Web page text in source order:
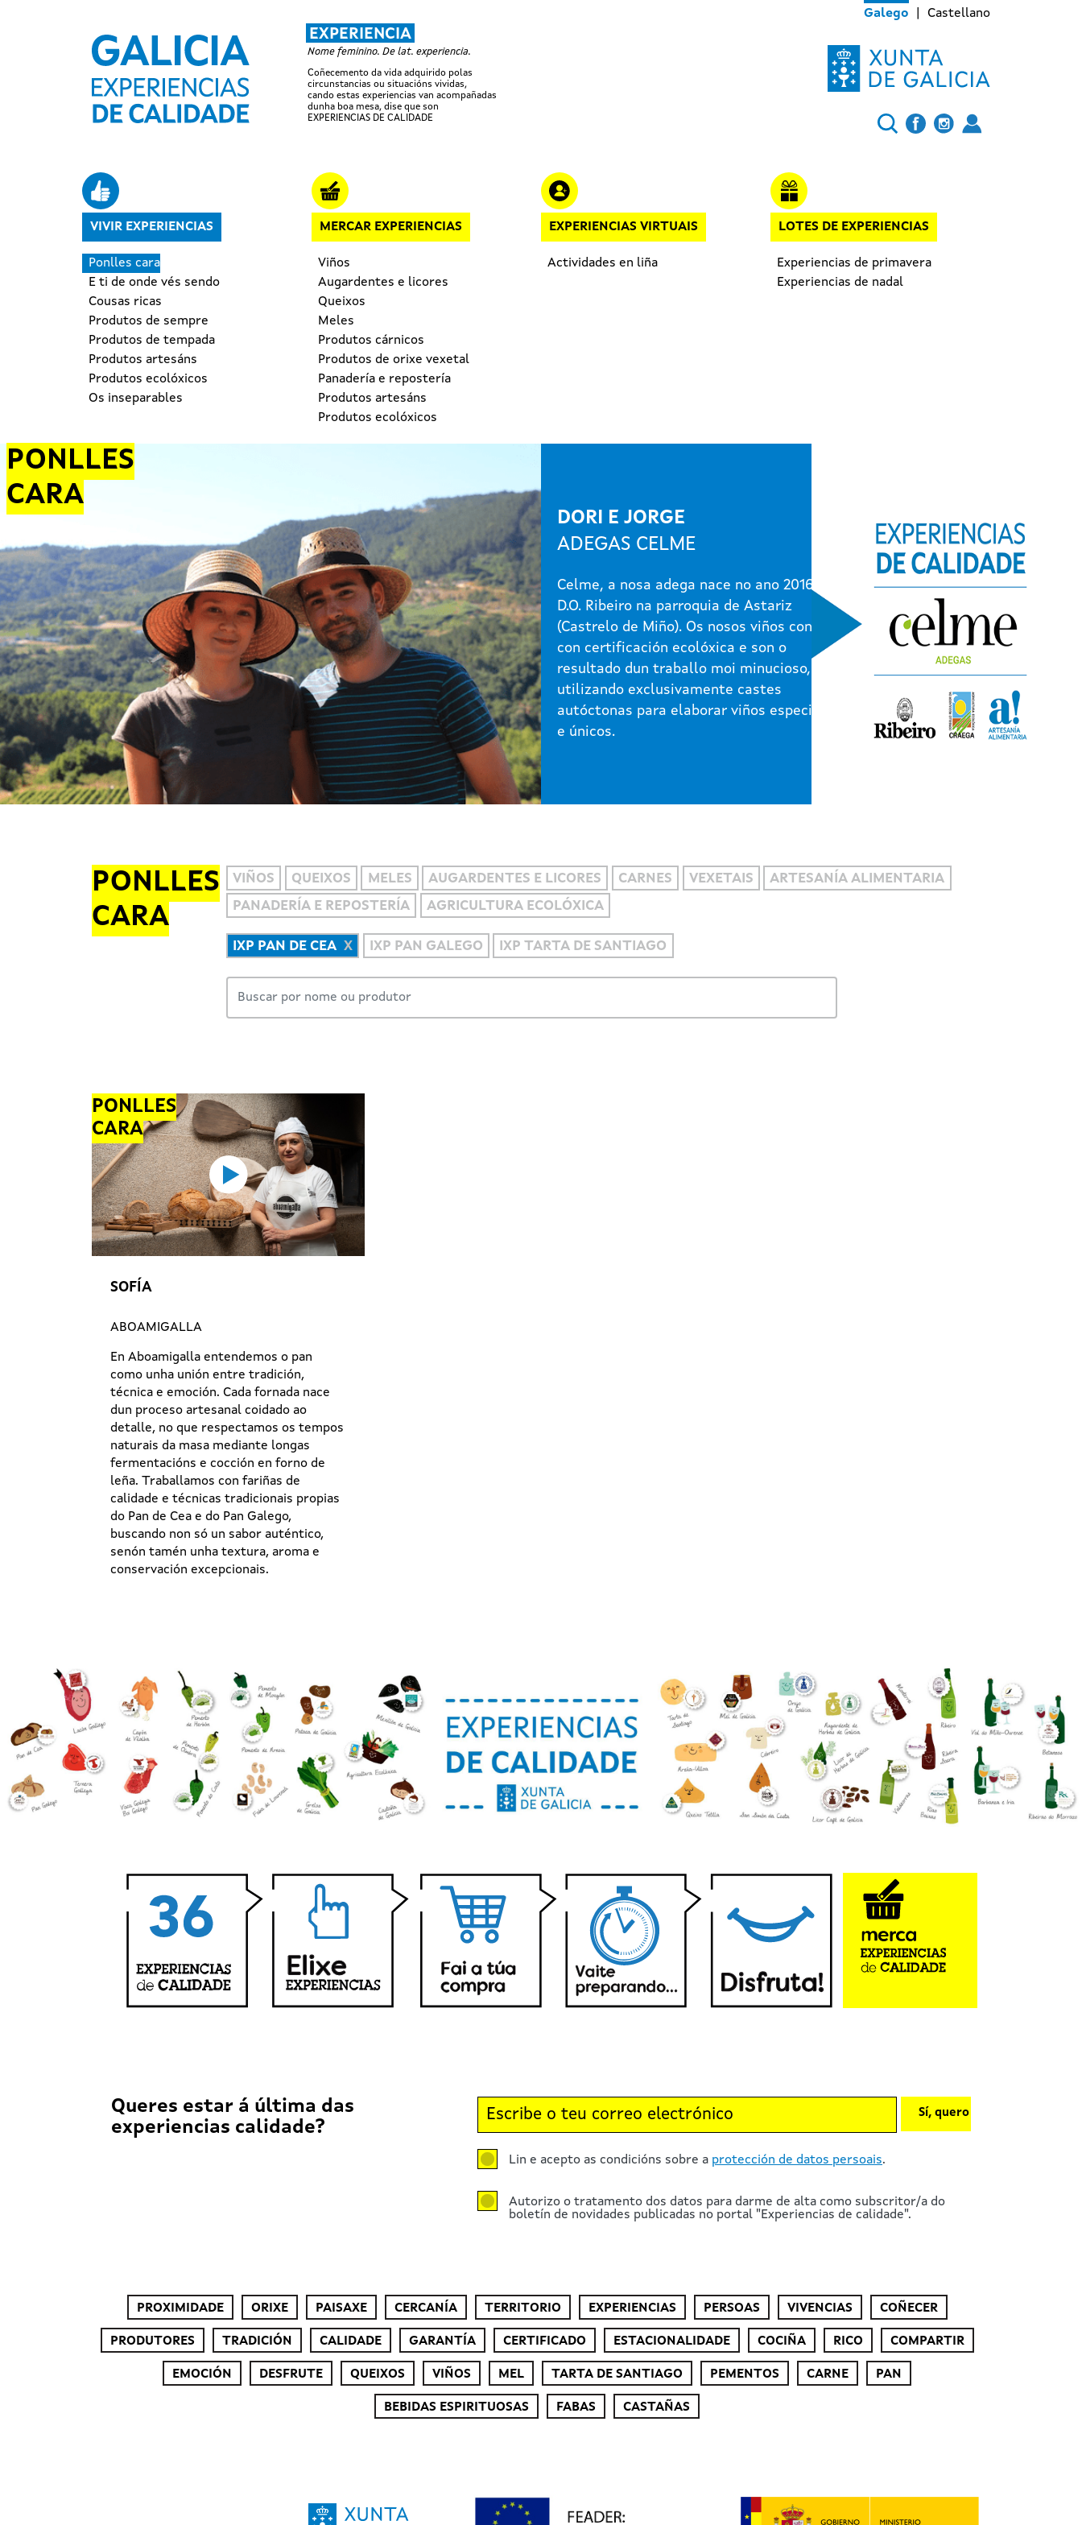
Galego Castellano
EXPERIENCIA
Nome feminino. De lat. experiencia.
Coñecemento da vida adquirido polas
circunstancias ou situacións vividas,
cando estas experiencias van acompañadas
dunha boa mesa, dise que son
EXPERIENCIAS DE CALIDADE
VIVIR EXPERIENCIAS
Ponlles cara
E ti de onde vés sendo
Cousas ricas
Produtos de sempre
Produtos de tempada
Produtos artesáns
Produtos ecolóxicos
Os inseparables
MERCAR EXPERIENCIAS
Viños
Augardentes e licores
Queixos
Meles
Produtos cárnicos
Produtos de orixe vexetal
Panadería e repostería
Produtos artesáns
Produtos ecolóxicos
EXPERIENCIAS VIRTUAIS
Actividades en liña
LOTES DE EXPERIENCIAS
Experiencias de primavera
Experiencias de nadal
PONLLES
CARA
DORI E JORGE
ADEGAS CELME
Celme, a nosa adega nace no ano 2016 na
D.O. Ribeiro na parroquia de Astariz
(Castrelo de Miño). Os nosos viños contan
con certificación ecolóxica e son o
resultado dun traballo moi minucioso,
utilizando exclusivamente castes
autóctonas para elaborar viños especiais
e únicos.
PONLLES
CARA
VIÑOS QUEIXOS MELES AUGARDENTES E LICORES CARNES VEXETAIS
ARTESANÍA ALIMENTARIA
PANADERÍA E REPOSTERÍA
AGRICULTURA ECOLÓXICA
IXP PAN DE CEA IXP PAN GALEGO IXP TARTA DE SANTIAGO
PONLLES
CARA
SOFÍA
ABOAMIGALLA
En Aboamigalla entendemos o pan
como unha unión entre tradición,
técnica e emoción. Cada fornada nace
dun proceso artesanal coidado ao
detalle, no que respectamos os tempos
naturais da masa mediante longas
fermentacións e cocción en forno de
leña. Traballamos con fariñas de
calidade e técnicas tradicionais propias
do Pan de Cea e do Pan Galego,
buscando non só un sabor auténtico,
senón tamén unha textura, aroma e
conservación excepcionais.
Queres estar á última das
experiencias calidade?
Lin e acepto as condicións sobre a protección de datos persoais.
Autorizo o tratamento dos datos para darme de alta como subscritor/a do
boletín de novidades publicadas no portal "Experiencias de calidade".
Sí, quero
PROXIMIDADE ORIXE PAISAXE CERCANÍA TERRITORIO EXPERIENCIAS PERSOAS VIVENCIAS COÑECER
PRODUTORES TRADICIÓN CALIDADE GARANTÍA CERTIFICADO ESTACIONALIDADE COCIÑA RICO COMPARTIR
EMOCIÓN DESFRUTE QUEIXOS VIÑOS MEL TARTA DE SANTIAGO PEMENTOS CARNE PAN
BEBIDAS ESPIRITUOSAS FABAS CASTAÑAS